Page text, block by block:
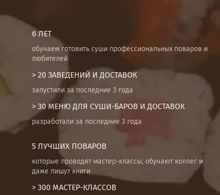
6 ЛЕТ
обучаем готовить суши профессиональных поваров и
любителей
> 20 ЗАВЕДЕНИЙ И ДОСТАВОК
запустили за последние 3 года
> 30 МЕНЮ ДЛЯ СУШИ-БАРОВ И ДОСТАВОК
разработали за последние 3 года
5 ЛУЧШИХ ПОВАРОВ
которые проводят мастер-классы, обучают коллег и
даже пишут книги
> 300 МАСТЕР-КЛАССОВ